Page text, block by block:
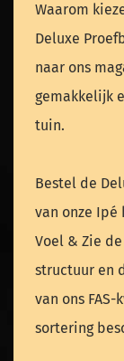
Waarom
Deluxe
naar ons
gemakkelijk
tuin.
Bestel de
van onze
Voel & Zie
structuur en
van ons
sortering